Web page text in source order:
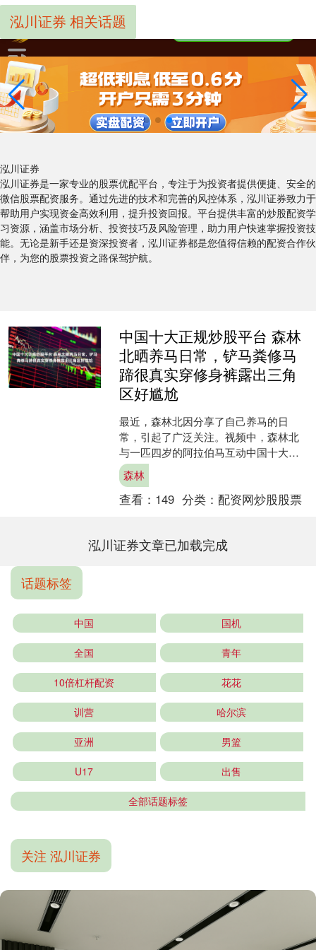
泓川证券
泓川证券是一家专业的股票优配平台，专注于为投资者提供便捷、安全的
微信股票配资服务。通过先进的技术和完善的风控体系，泓川证券致力于
帮助用户实现资金高效利用，提升投资回报。平台提供丰富的炒股配资学
习资源，涵盖市场分析、投资技巧及风险管理，助力用户快速掌握投资技
能。无论是新手还是资深投资者，泓川证券都是您值得信赖的配资合作伙
伴，为您的股票投资之路保驾护航。
泓川证券 相关话题
中国十大正规炒股平台 森林
北晒养马日常，铲马粪修马
蹄很真实穿修身裤露出三角
区好尴尬
最近，森林北因分享了自己养马的日
常，引起了广泛关注。视频中，森林北
与一匹四岁的阿拉伯马互动中国十大正
规炒股平台，这匹马名为“黑眼圈”，是她
为小马起的名字。起初，....
森林
查看： 149 分类： 配资网炒股股票
泓川证券文章已加载完成
话题标签
中国 国机
全国 青年
10倍杠杆配资 花花
训营 哈尔滨
亚洲 男篮
U17 出售
全部话题标签
关注 泓川证券